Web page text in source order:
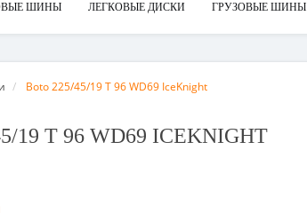
ШИНЫ ЛЕГКОВЫЕ ДИСКИ ГРУЗОВЫЕ ШИНЫ
Boto 225/45/19 T 96 WD69 IceKnight
19 T 96 WD69 ICEKNIGHT